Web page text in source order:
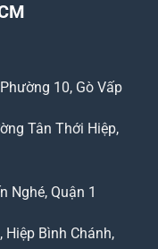
10, Gò Vấp
Tân Thới Hiệp,
Nghé, Quận 1
Hiệp Bình Chánh,